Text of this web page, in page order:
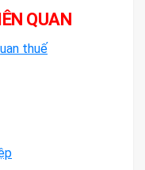
QUAN
thuế